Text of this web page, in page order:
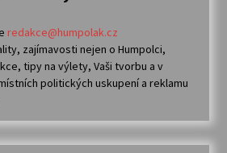
redakce@humpolak.cz
zajímavosti nejen o Humpolci,
tipy na výlety, Vaši tvorbu a v
politických uskupení a reklamu